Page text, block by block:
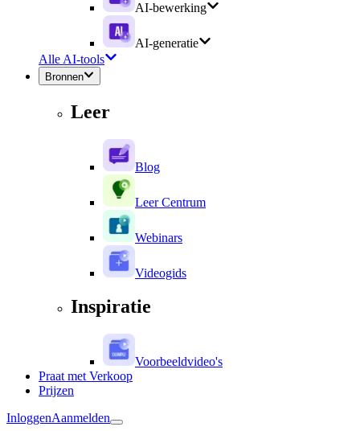
AI-bewerking
AI-generatie
Alle AI-tools
Bronnen
Leer
Blog
Leer Centrum
Webinars
Videogids
Inspiratie
Voorbeeldvideo's
Praat met Verkoop
Prijzen
InloggenAanmelden